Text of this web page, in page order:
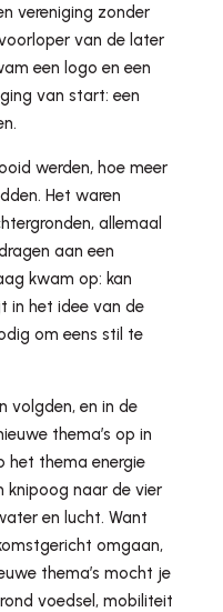
vereniging zonder
van de later
een logo en een
van start: een
werden, hoe meer
Het waren
allemaal
aan een
kwam op: kan
in het idee van de
om eens stil te
volgden, en in de
thema’s op in
het thema energie
knipoog naar de vier
en lucht. Want
omgaan,
thema’s mocht je
voedsel, mobiliteit